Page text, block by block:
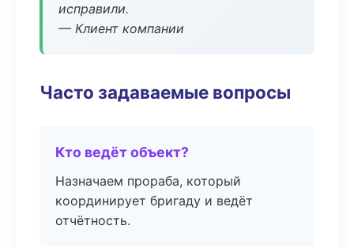
исправили.
— Клиент компании
Часто задаваемые вопросы
Кто ведёт объект?
Назначаем прораба, который
координирует бригаду и ведёт
отчётность.